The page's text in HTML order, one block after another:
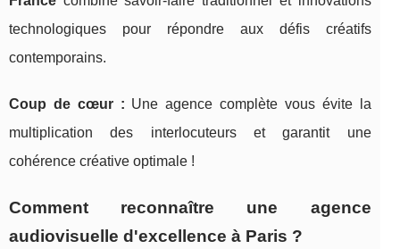
technologiques pour répondre aux défis créatifs
contemporains.
Coup de cœur : Une agence complète vous évite la
multiplication des interlocuteurs et garantit une
cohérence créative optimale !
Comment reconnaître une agence
audiovisuelle d'excellence à Paris ?